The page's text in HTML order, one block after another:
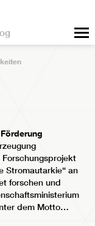
Stromautarkie“ an
forschen und
dem Motto…